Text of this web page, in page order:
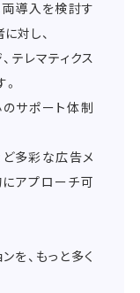
導入を検討す
対し、
テレマティクス
サポート体制
多彩な広告メ
にアプローチ可
を、もっと多く